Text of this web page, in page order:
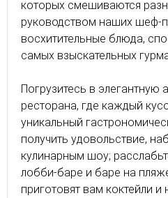
которых смешиваются
руководством наших шеф-
восхитительные блюда,
самых взыскательных
Погрузитесь в элегантную
ресторана, где каждый
уникальный
получить удовольствие,
кулинарным шоу;
лобби-баре и баре на
приготовят вам коктейли и